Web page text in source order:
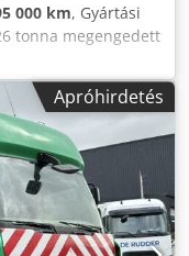
000 km, Gyártási
tonna megengedett
MAC2NB
11 000 kg
Telma
besorolás.
járműleírás
kapcsolatot az
Apróhirdetés